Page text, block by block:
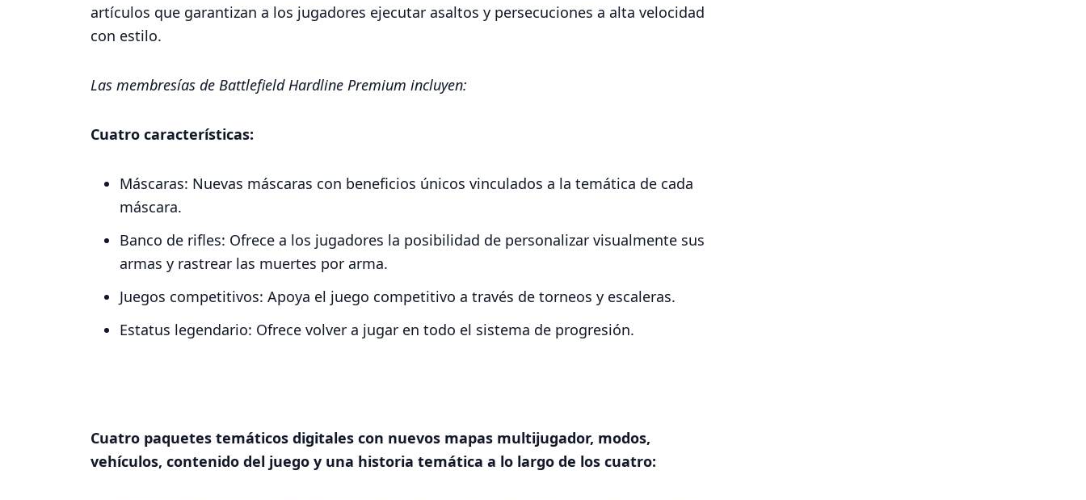
artículos que garantizan a los jugadores ejecutar asaltos y persecuciones a alta velocidad
con estilo.
Las membresías de Battlefield Hardline Premium incluyen:
Cuatro características:
Máscaras: Nuevas máscaras con beneficios únicos vinculados a la temática de cada
máscara.
Banco de rifles: Ofrece a los jugadores la posibilidad de personalizar visualmente sus
armas y rastrear las muertes por arma.
Juegos competitivos: Apoya el juego competitivo a través de torneos y escaleras.
Estatus legendario: Ofrece volver a jugar en todo el sistema de progresión.
Cuatro paquetes temáticos digitales con nuevos mapas multijugador, modos,
vehículos, contenido del juego y una historia temática a lo largo de los cuatro: